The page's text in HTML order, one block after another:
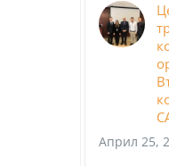
Април 25,